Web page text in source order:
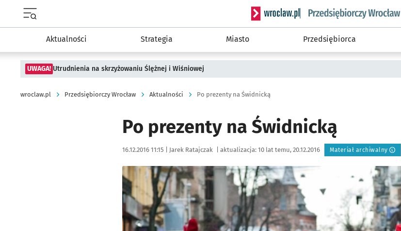
Serwis informacyjny wroclaw.pl
Aktualności Strategia Miasto Przedsiębiorca
UWAGA! Utrudnienia na skrzyżowaniu Ślężnej i Wiśniowej
wroclaw.pl Przedsiębiorczy Wrocław Aktualności Po prezenty na Świdnicką
Po prezenty na Świdnicką
Data publikacji:
16.12.2016 11:15 | Autor:
Jarek Ratajczak aktualizacja: 10 lat temu, 20.12.2016 Materiał archiwalny
Kliknij, aby powiększyć